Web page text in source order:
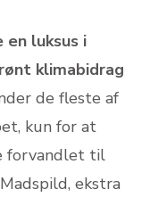
luksus i
klimabidrag
de fleste af
kun for at
forvandlet til
ekstra